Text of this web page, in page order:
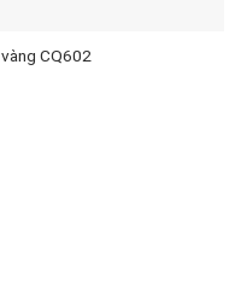
CQ602